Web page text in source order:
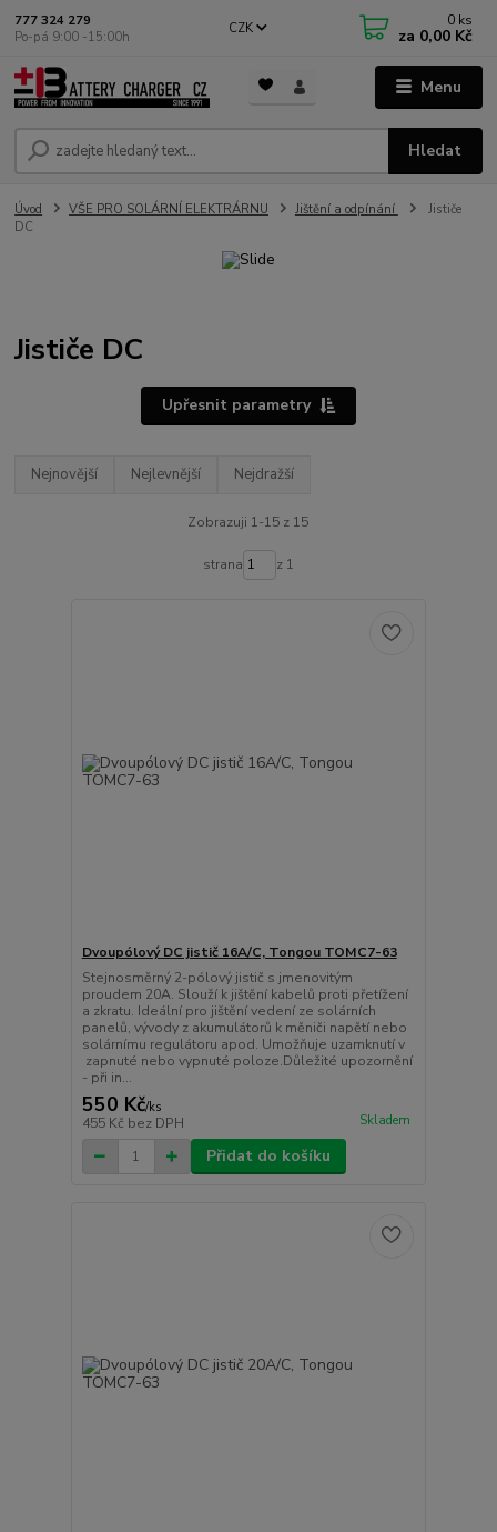
Menu
CZK
Hledat
777 324 279
Po-pá 9:00 -15:00h
0 ks
za 0,00 Kč
Úvod VŠE PRO SOLÁRNÍ ELEKTRÁRNU Jištění a odpínání
Jističe
DC
Jističe DC
Upřesnit parametry
Nejnovější Nejlevnější Nejdražší
Zobrazuji 1-15 z 15
strana z 1
Dvoupólový DC jistič 16A/C, Tongou TOMC7-63
Stejnosměrný 2-pólový jistič s jmenovitým
proudem 20A. Slouží k jištění kabelů proti přetížení
a zkratu. Ideální pro jištění vedení ze solárních
panelů, vývody z akumulátorů k měniči napětí nebo
solárnímu regulátoru apod. Umožňuje uzamknutí v
zapnuté nebo vypnuté poloze.Důležité upozornění
- při in...
550 Kč/ks
455 Kč bez DPH Skladem
Přidat do košíku